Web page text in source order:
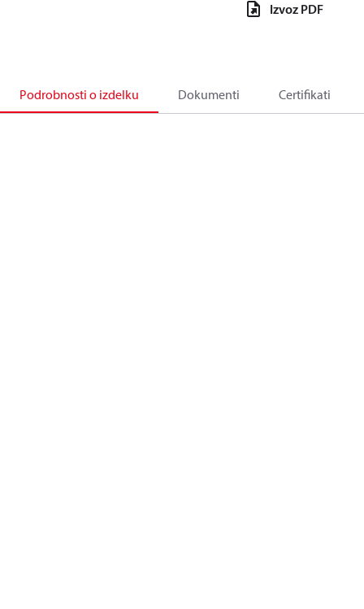
Izvoz PDF
Podrobnosti o izdelku Dokumenti Certifikati